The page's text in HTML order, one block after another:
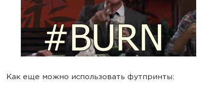
Как еще можно использовать футпринты: